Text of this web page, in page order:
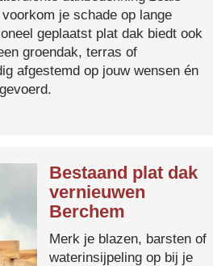
je schade op lange
geplaatst plat dak biedt ook
groendak, terras of
afgestemd op jouw wensen én
Bestaand plat dak
vernieuwen
Berchem
Merk je blazen, barsten of
waterinsijpeling op bij je